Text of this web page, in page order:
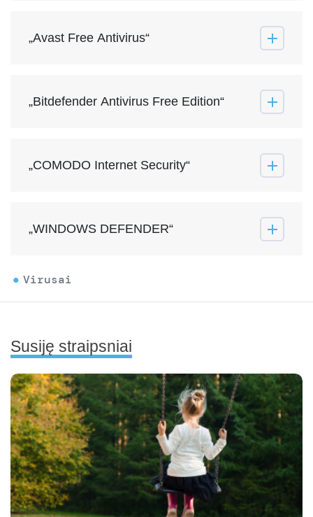
„Avast Free Antivirus“
„Bitdefender Antivirus Free Edition“
„COMODO Internet Security“
„WINDOWS DEFENDER“
Virusai
Susiję straipsniai